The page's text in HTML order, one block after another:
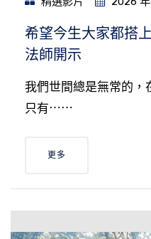
希望今生大家都搭
法師開示
我們世間總是無常的，
只有⋯⋯
更多